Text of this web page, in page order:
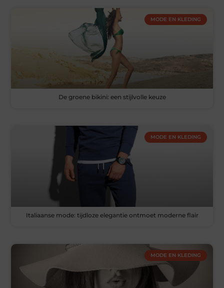
MODE EN KLEDING
De groene bikini: een stijlvolle keuze
MODE EN KLEDING
Italiaanse mode: tijdloze elegantie ontmoet moderne flair
MODE EN KLEDING